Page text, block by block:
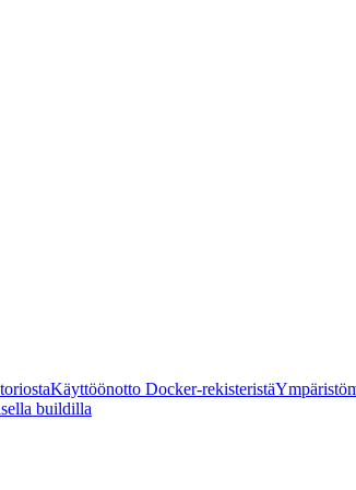
Käyttöönotto Docker-rekisteristä
buildilla